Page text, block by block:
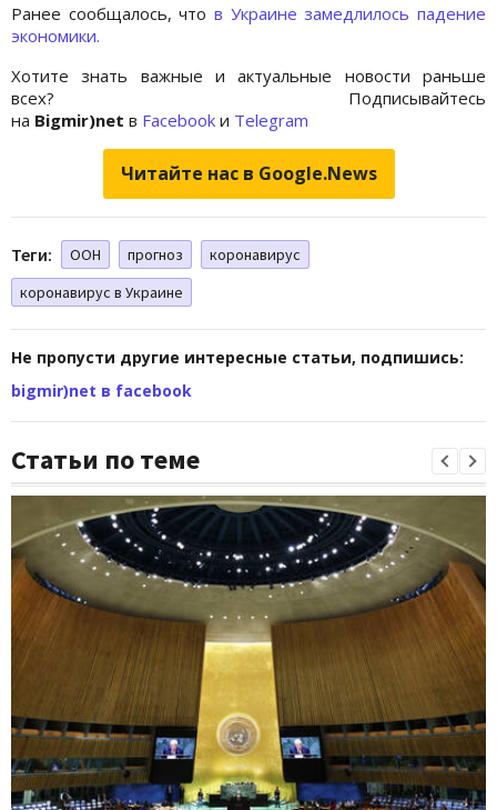
Ранее сообщалось, что в Украине замедлилось падение
экономики.
Хотите знать важные и актуальные новости раньше
всех? Подписывайтесь
на Bigmir)net в Facebook и Telegram
Читайте нас в Google.News
Теги: ООН прогноз
коронавирус
коронавирус в Украине
Не пропусти другие интересные статьи, подпишись:
bigmir)net в facebook
Статьи по теме